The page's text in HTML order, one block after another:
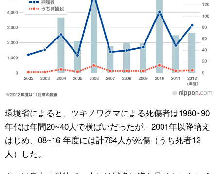
環境省によると、ツキノワグマによる死傷者は1980~90
年代は年間20~40人で横ばいだったが、2001年以降増え
はじめ、08~16 年度には計764人が死傷（うち死者12
人）した。